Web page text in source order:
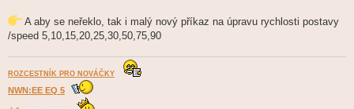
A aby se neřeklo, tak i malý nový příkaz na úpravu rychlosti postavy
/speed 5,10,15,20,25,30,50,75,90
ROZCESTNÍK PRO NOVÁČKY
NWN:EE EQ 5